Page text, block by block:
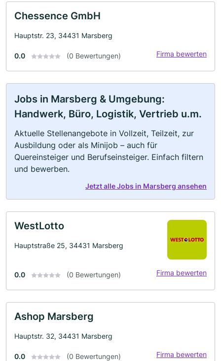
Chessence GmbH
Hauptstr. 23, 34431 Marsberg
0.0 (0 Bewertungen) Firma bewerten
Jobs in Marsberg & Umgebung:
Handwerk, Büro, Logistik, Vertrieb u.m.
Aktuelle Stellenangebote in Vollzeit, Teilzeit, zur
Ausbildung oder als Minijob – auch für
Quereinsteiger und Berufseinsteiger. Einfach filtern
und bewerben.
Jetzt alle Jobs in Marsberg ansehen
WestLotto
Hauptstraße 25, 34431 Marsberg
0.0 (0 Bewertungen) Firma bewerten
Ashop Marsberg
Hauptstr. 32, 34431 Marsberg
0.0 (0 Bewertungen) Firma bewerten